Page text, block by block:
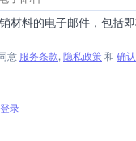
材料的电子邮件，包括
意 服务条款, 隐私政策 和 确
登录